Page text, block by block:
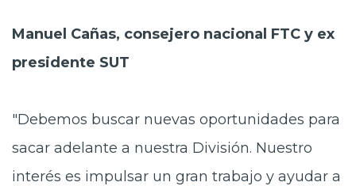
Manuel Cañas, consejero nacional FTC y ex
presidente SUT
"Debemos buscar nuevas oportunidades para
sacar adelante a nuestra División. Nuestro
interés es impulsar un gran trabajo y ayudar a